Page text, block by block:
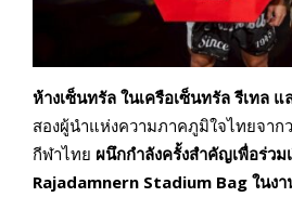
ห้างเซ็นทรัล ในเครือเซ็นทรัล รีเทล แ
สองผู้นำแห่งความภาคภูมิใจไทยจาก
กีฬาไทย ผนึกกำลังครั้งสำคัญเพื่อร่วม
Rajadamnern Stadium Bag ในง